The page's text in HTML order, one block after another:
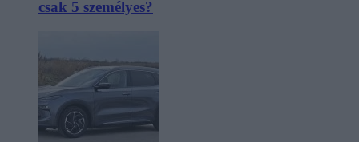
csak 5 személyes?